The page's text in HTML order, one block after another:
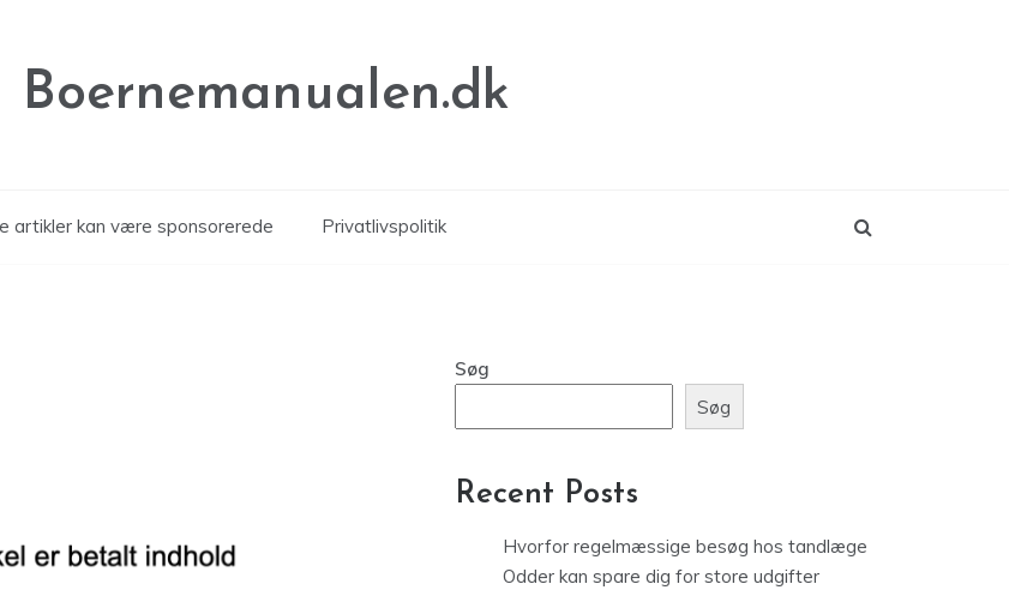
Boernemanualen.dk
artikler kan være sponsorerede Privatlivspolitik
Søg
Søg
Recent Posts
Hvorfor regelmæssige besøg hos tandlæge
Odder kan spare dig for store udgifter